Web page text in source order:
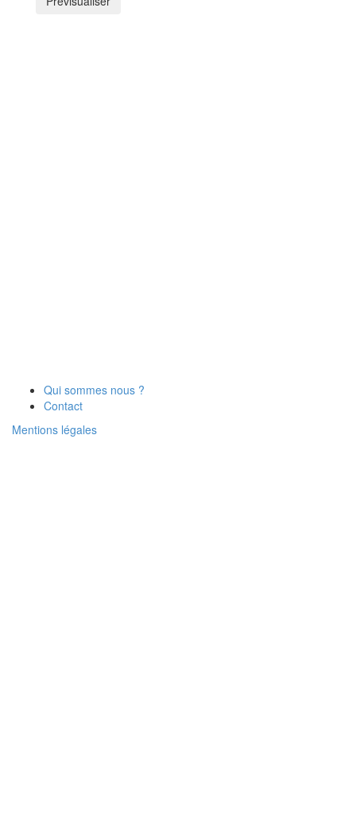
Qui sommes nous ?
Contact
Mentions légales